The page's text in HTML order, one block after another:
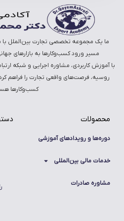
مسیر ورود کسب‌وکارها به بازارهای
با آموزش کاربردی، مشاوره اجرایی و شبکه
روسیه، فرصت‌های واقعی تجارت را فراهم
کسب‌وکارها
محصولات
دوره‌ها و رویدادهای آموزشی
خدمات مالی بین‌المللی
مشاوره صادرات